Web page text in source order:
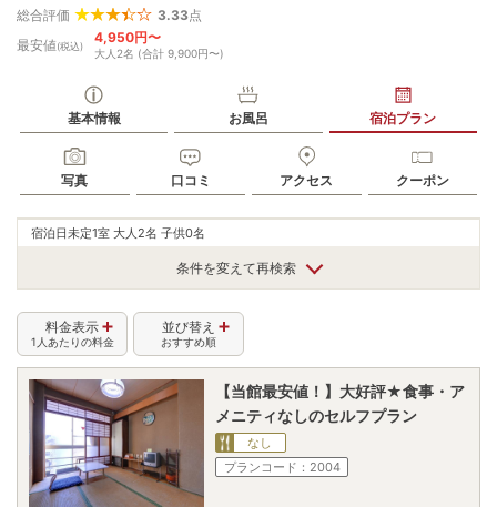
総合評価 3.33点
最安値(税込)
4,950円〜
大人2名 (合計 9,900円〜)
基本情報 お風呂 宿泊プラン
写真 口コミ アクセス クーポン
宿泊日未定1室 大人2名 子供0名
条件を変えて再検索
並び替え
おすすめ順
料金表示
1人あたりの料金
【当館最安値！】大好評★食事・ア
メニティなしのセルフプラン
なし
プランコード： 2004